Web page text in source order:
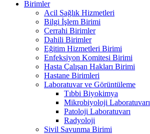
Birimler
Acil Sağlık Hizmetleri
Bilgi İşlem Birimi
Cerrahi Birimler
Dahili Birimler
Eğitim Hizmetleri Birimi
Enfeksiyon Komitesi Birimi
Hasta Çalışan Hakları Birimi
Hastane Birimleri
Laboratuvar ve Görüntüleme
Tıbbi Biyokimya
Mikrobiyoloji Laboratuvarı
Patoloji Laboratuvarı
Radyoloji
Sivil Savunma Birimi